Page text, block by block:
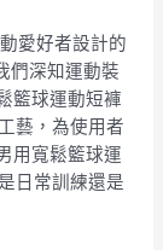
愛好者設計的
們深知運動裝
籃球運動短褲
藝，為使用者
用寬鬆籃球運
日常訓練還是